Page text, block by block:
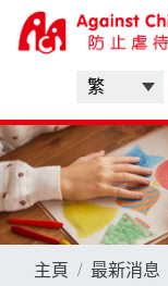
主頁
最新消息